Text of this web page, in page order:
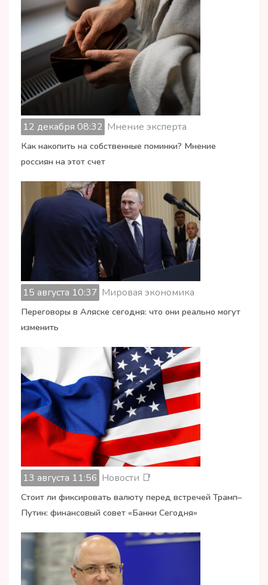
12 декабря 08:32 Мнение эксперта
Как накопить на собственные поминки? Мнение
россиян на этот счет
15 августа 10:37 Мировая экономика
Переговоры в Аляске сегодня: что они реально могут
изменить
13 августа 11:56 Новости 📑
Стоит ли фиксировать валюту перед встречей Трамп–
Путин: финансовый совет «Банки Сегодня»